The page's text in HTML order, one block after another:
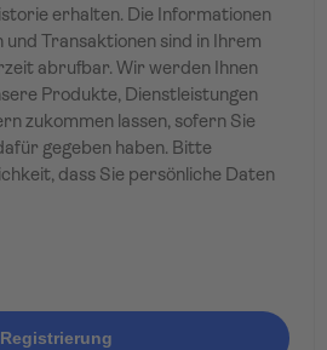
erhalten. Die Informationen
Transaktionen sind in Ihrem
abrufbar. Wir werden Ihnen
Produkte, Dienstleistungen
zukommen lassen, sofern Sie
gegeben haben. Bitte
dass Sie persönliche Daten
Registrierung